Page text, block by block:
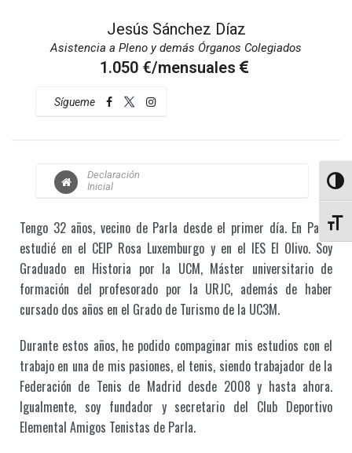
Jesús Sánchez Díaz
Asistencia a Pleno y demás Órganos Colegiados
1.050 €/mensuales
Sígueme
Declaración
Inicial
Tengo 32 años, vecino de Parla desde el primer día. En Parla
estudié en el CEIP Rosa Luxemburgo y en el IES El Olivo. Soy
Graduado en Historia por la UCM, Máster universitario de
formación del profesorado por la URJC, además de haber
cursado dos años en el Grado de Turismo de la UC3M.
Durante estos años, he podido compaginar mis estudios con el
trabajo en una de mis pasiones, el tenis, siendo trabajador de la
Federación de Tenis de Madrid desde 2008 y hasta ahora.
Igualmente, soy fundador y secretario del Club Deportivo
Elemental Amigos Tenistas de Parla.